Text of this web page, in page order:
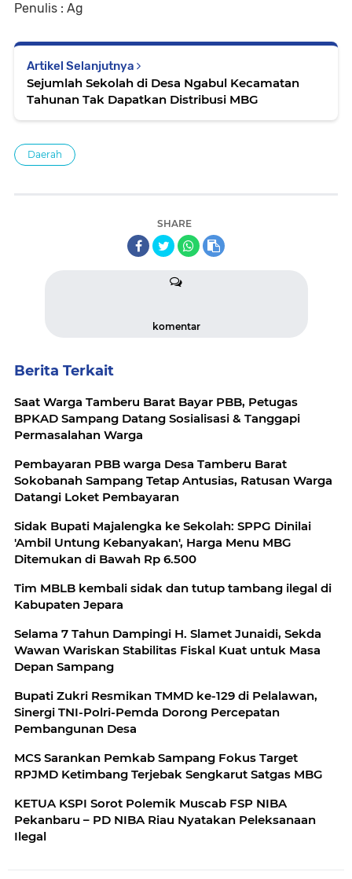
Penulis : Ag
Artikel Selanjutnya
Sejumlah Sekolah di Desa Ngabul Kecamatan
Tahunan Tak Dapatkan Distribusi MBG
Daerah
SHARE
komentar
Berita Terkait
Saat Warga Tamberu Barat Bayar PBB, Petugas
BPKAD Sampang Datang Sosialisasi & Tanggapi
Permasalahan Warga
Pembayaran PBB warga Desa Tamberu Barat
Sokobanah Sampang Tetap Antusias, Ratusan Warga
Datangi Loket Pembayaran
Sidak Bupati Majalengka ke Sekolah: SPPG Dinilai
'Ambil Untung Kebanyakan', Harga Menu MBG
Ditemukan di Bawah Rp 6.500
Tim MBLB kembali sidak dan tutup tambang ilegal di
Kabupaten Jepara
Selama 7 Tahun Dampingi H. Slamet Junaidi, Sekda
Wawan Wariskan Stabilitas Fiskal Kuat untuk Masa
Depan Sampang
Bupati Zukri Resmikan TMMD ke-129 di Pelalawan,
Sinergi TNI-Polri-Pemda Dorong Percepatan
Pembangunan Desa
MCS Sarankan Pemkab Sampang Fokus Target
RPJMD Ketimbang Terjebak Sengkarut Satgas MBG
KETUA KSPI Sorot Polemik Muscab FSP NIBA
Pekanbaru – PD NIBA Riau Nyatakan Peleksanaan
Ilegal